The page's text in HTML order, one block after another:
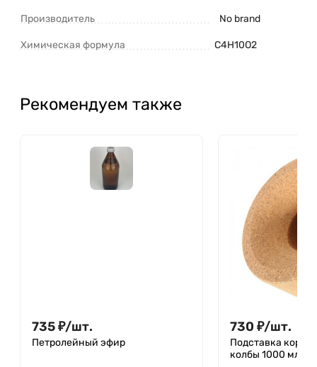
Производитель No brand
Химическая формула C4H10O2
Рекомендуем также
735₽/шт.
Петролейный эфир
730 ₽/шт.
Подставка
колбы 1000 мл